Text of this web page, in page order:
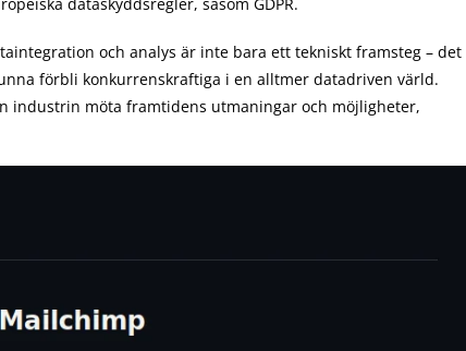
och analys är inte bara ett tekniskt framsteg – det
förbli konkurrenskraftiga i en alltmer datadriven värld.
industrin möta framtidens utmaningar och möjligheter,